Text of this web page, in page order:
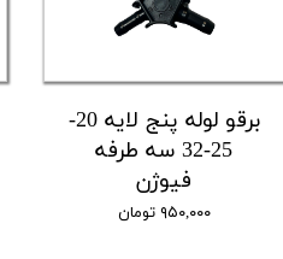
برقو لوله پنج لایه 20-
25-32 سه طرفه
فیوژن
۹۵۰,۰۰۰ تومان